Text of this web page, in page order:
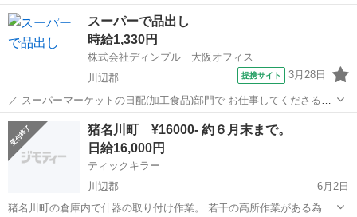
撤去や家具(什器)の搬入出、施工作業をメインにお仕事をしています。
兵庫 日生中央駅
スーパーで品出し
時給1,330円
株式会社ディンプル 大阪オフィス
川辺郡
提携サイト 3月28日
／ スーパーマーケットの日配(加工食品)部門で お仕事してくださる
方、大募集.・* ＼ ＜具体的な仕事内容＞ ・商品整理 ・品出し ・在庫
管理、発注 など 牛乳や食パンやチーズなど 毎日ふれる食品を取り扱
う部門での...
兵庫 川辺郡 その他
猪名川町 ¥16000- 約６月末まで。
日給16,000円
ティックキラー
川辺郡
6月2日
猪名川町の倉庫内で什器の取り付け作業。 若干の高所作業がある為、